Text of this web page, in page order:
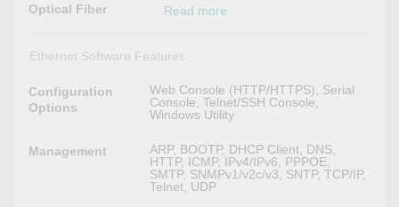
Optical Fiber Read more
Ethernet Software Features
Configuration
Options
Web Console (HTTP/HTTPS), Serial
Console, Telnet/SSH Console,
Windows Utility
Management
ARP, BOOTP, DHCP Client, DNS,
HTTP, ICMP, IPv4/IPv6, PPPOE,
SMTP, SNMPv1/v2c/v3, SNTP, TCP/IP,
Telnet, UDP